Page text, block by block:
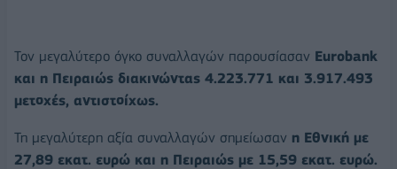
Τον μεγαλύτερο όγκο συναλλαγών παρουσίασαν Eurobank
και η Πειραιώς διακινώντας 4.223.771 και 3.917.493
μετοχές, αντιστοίχως.
Τη μεγαλύτερη αξία συναλλαγών σημείωσαν η Εθνική με
27,89 εκατ. ευρώ και η Πειραιώς με 15,59 εκατ. ευρώ.